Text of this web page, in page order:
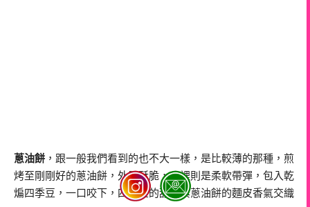
蔥油餅 ，跟一般我們看到的也不大一樣，是比較薄的那種，煎
烤至剛剛好的蔥油餅，外層酥脆，內裡則是柔軟帶彈，包入乾
煸四季豆，一口咬下，四季豆的甜度與蔥油餅的麵皮香氣交織